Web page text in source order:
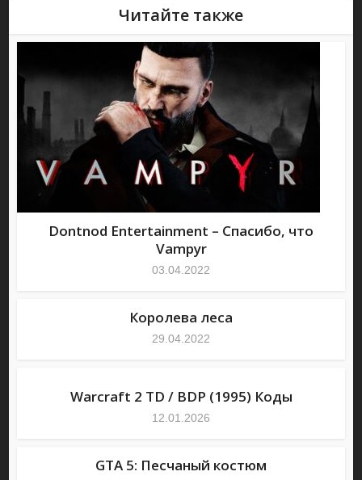
Читайте также
Dontnod Entertainment – Спасибо, что
Vampyr
03.04.2022
Королева леса
29.04.2022
Warcraft 2 TD / BDP (1995) Коды
12.01.2026
GTA 5: Песчаный костюм